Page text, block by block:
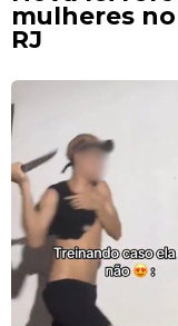
mulheres
RJ